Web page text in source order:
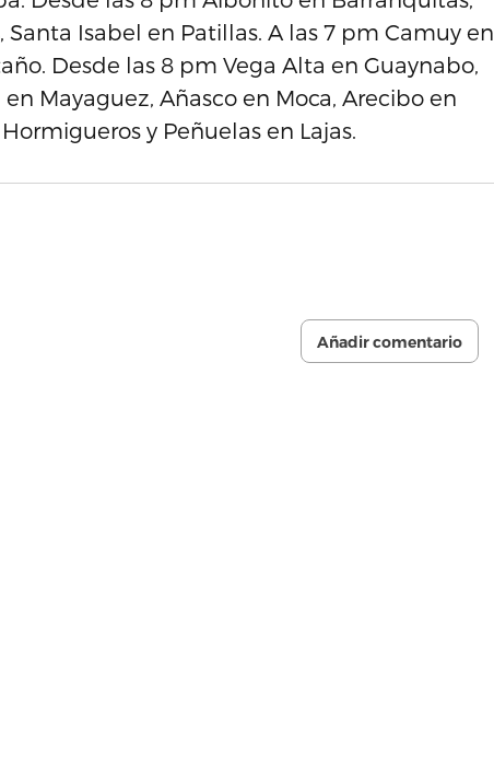
Santa Isabel en Patillas. A las 7 pm Camuy en
Desde las 8 pm Vega Alta en Guaynabo,
Mayaguez, Añasco en Moca, Arecibo en
y Peñuelas en Lajas.
Añadir comentario